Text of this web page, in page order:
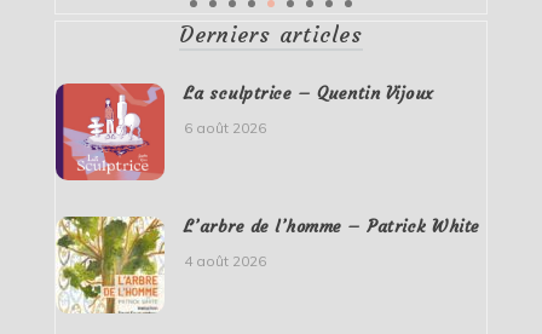
Derniers articles
La sculptrice – Quentin Vijoux
6 août 2026
L’arbre de l’homme – Patrick White
4 août 2026